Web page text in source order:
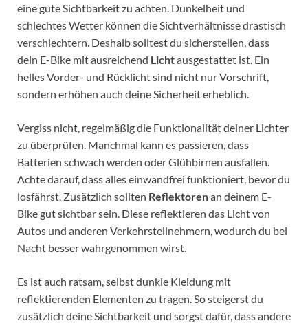
eine gute Sichtbarkeit zu achten. Dunkelheit und
schlechtes Wetter können die Sichtverhältnisse drastisch
verschlechtern. Deshalb solltest du sicherstellen, dass
dein E-Bike mit ausreichend Lichtausgestattet ist. Ein
helles Vorder- und Rücklicht sind nicht nur Vorschrift,
sondern erhöhen auch deine Sicherheit erheblich.
Vergiss nicht, regelmäßig die Funktionalität deiner Lichter
zu überprüfen. Manchmal kann es passieren, dass
Batterien schwach werden oder Glühbirnen ausfallen.
Achte darauf, dass alles einwandfrei funktioniert, bevor du
losfährst. Zusätzlich sollten Reflektorenan deinem E-
Bike gut sichtbar sein. Diese reflektieren das Licht von
Autos und anderen Verkehrsteilnehmern, wodurch du bei
Nacht besser wahrgenommen wirst.
Es ist auch ratsam, selbst dunkle Kleidung mit
reflektierenden Elementen zu tragen. So steigerst du
zusätzlich deine Sichtbarkeit und sorgst dafür, dass andere